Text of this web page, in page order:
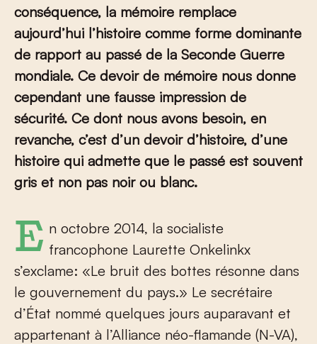
conséquence, la mémoire remplace
aujourd’hui l’histoire comme forme dominante
de rapport au passé de la Seconde Guerre
mondiale. Ce devoir de mémoire nous donne
cependant une fausse impression de
sécurité. Ce dont nous avons besoin, en
revanche, c’est d’un devoir d’histoire, d’une
histoire qui admette que le passé est souvent
gris et non pas noir ou blanc.
En octobre 2014, la socialiste francophone Laurette Onkelinkx
s’exclame: «Le bruit des bottes résonne dans
le gouvernement du pays.» Le secrétaire
d’État nommé quelques jours auparavant et
appartenant à l’Alliance néo-flamande (N-VA),